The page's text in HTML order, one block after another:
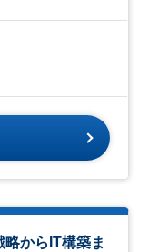
からIT構築ま